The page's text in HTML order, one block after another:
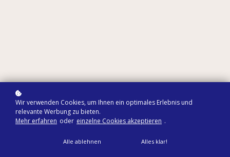
Wir verwenden Cookies, um Ihnen ein optimales Erlebnis und
relevante Werbung zu bieten.
Mehr erfahren oder einzelne Cookies akzeptieren .
Alle ablehnen Alles klar!